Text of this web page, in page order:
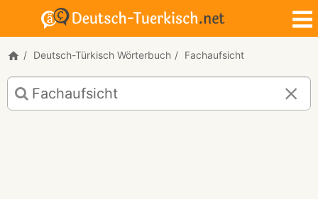
Deutsch-Türkisch Wörterbuch Fachaufsicht
Deutsch-
Türkisch
Übersetzung